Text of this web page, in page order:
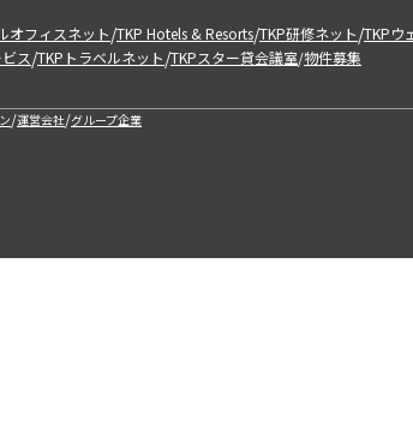
オフィスネット/TKP Hotels & Resorts/TKP研修ネット/TKPウ
ス/TKPトラベルネット/TKPスター貸会議室/物件募集
/運営会社/グループ企業